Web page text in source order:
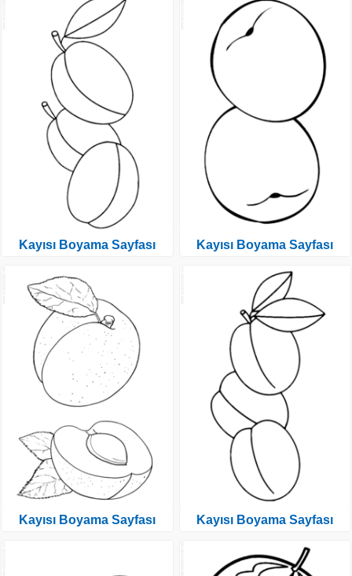
Kayısı Boyama Sayfası
Kayısı Boyama Sayfası
Kayısı Boyama Sayfası
Kayısı Boyama Sayfası